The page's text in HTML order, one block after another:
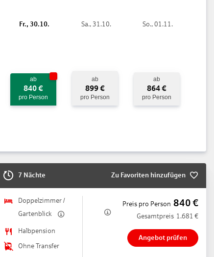
Fr., 30.10.
ab
840€
pro Person
Sa., 31.10.
ab
899€
pro Person
So., 01.11.
ab
864€
pro Person
7 Nächte Zu Favoriten hinzufügen
Doppelzimmer /
Gartenblick
Halbpension
Ohne Transfer
Preis pro Person 840€
Gesamtpreis 1.681 €
Angebot prüfen